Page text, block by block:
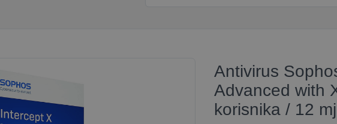
Antivirus
Advanced with
korisnika / 12